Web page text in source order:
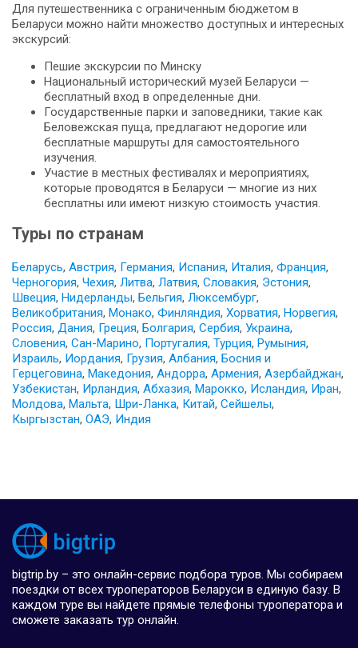
Для путешественника с ограниченным бюджетом в
Беларуси можно найти множество доступных и интересных
экскурсий:
Пешие экскурсии по Минску
Национальный исторический музей Беларуси —
бесплатный вход в определенные дни.
Государственные парки и заповедники, такие как
Беловежская пуща, предлагают недорогие или
бесплатные маршруты для самостоятельного
изучения.
Участие в местных фестивалях и мероприятиях,
которые проводятся в Беларуси — многие из них
бесплатны или имеют низкую стоимость участия.
Туры по странам
Беларусь, Австрия, Германия, Испания, Италия, Франция,
Черногория, Чехия, Литва, Латвия, Словакия, Эстония,
Швеция, Нидерланды, Бельгия, Люксембург,
Великобритания, Монако, Финляндия, Хорватия, Норвегия,
Россия, Дания, Греция, Болгария, Сербия, Украина,
Словения, Сан-Марино, Португалия, Турция, Румыния,
Израиль, Иордания, Грузия, Албания, Босния и
Герцеговина, Македония, Андорра, Армения, Азербайджан,
Узбекистан, Ирландия, Абхазия, Марокко, Исландия, Иран,
Молдова, Мальта, Шри-Ланка, Китай, Сейшелы,
Кыргызстан, ОАЭ, Индия
bigtrip.by – это онлайн-сервис подбора туров. Мы собираем
поездки от всех туроператоров Беларуси в единую базу. В
каждом туре вы найдете прямые телефоны туроператора и
сможете заказать тур онлайн.